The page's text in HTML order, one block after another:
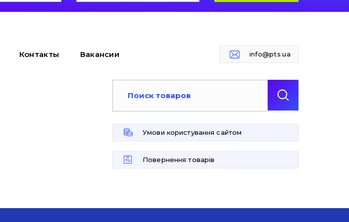
Контакты Вакансии info@pts.ua
Умови користування сайтом
Повернення товарів